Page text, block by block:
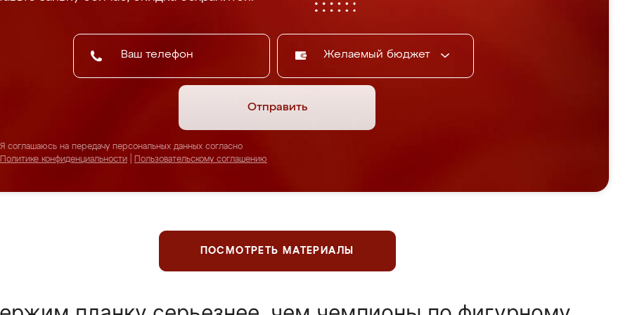
Желаемый бюджет
Отправить
Я соглашаюсь на передачу персональных данных согласно
Политике конфиденциальности
Пользовательскому соглашению
ПОСМОТРЕТЬ МАТЕРИАЛЫ